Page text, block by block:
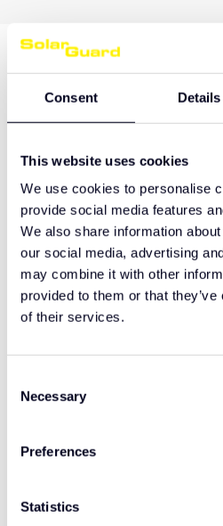
Consent Details
This website uses cookies
We use cookies to personalise
provide social media features
We also share information
our social media, advertising
may combine it with other
provided to them or that
of their services.
Selection
Necessary
Preferences
Statistics
Productomschrijving
Hulp nodig bij het
Neem contact op
Gerelateerde producten
SolarGuard Show